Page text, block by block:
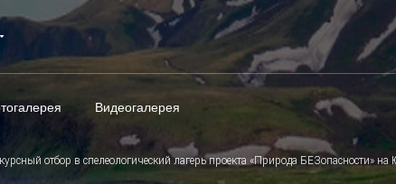
Видеогалерея
отбор в спелеологический лагерь проекта «Природа БЕЗопасности»